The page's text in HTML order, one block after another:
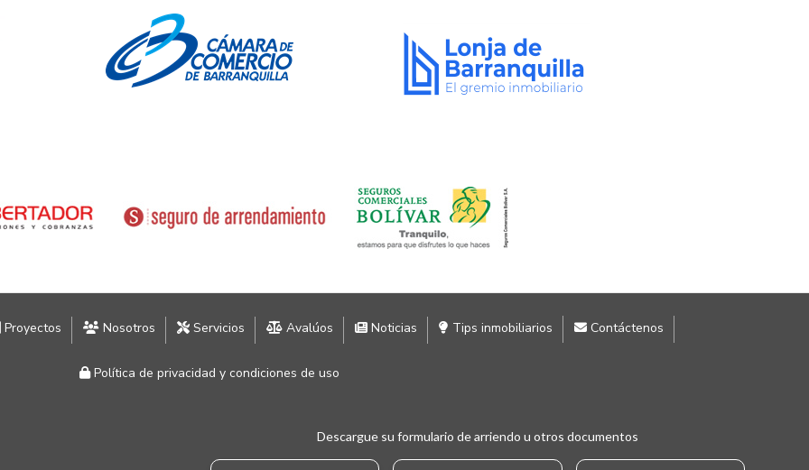
Proyectos Nosotros Servicios Avalúos Noticias Tips inmobiliarios Contáctenos
Política de privacidad y condiciones de uso
Descargue su formulario de arriendo u otros documentos